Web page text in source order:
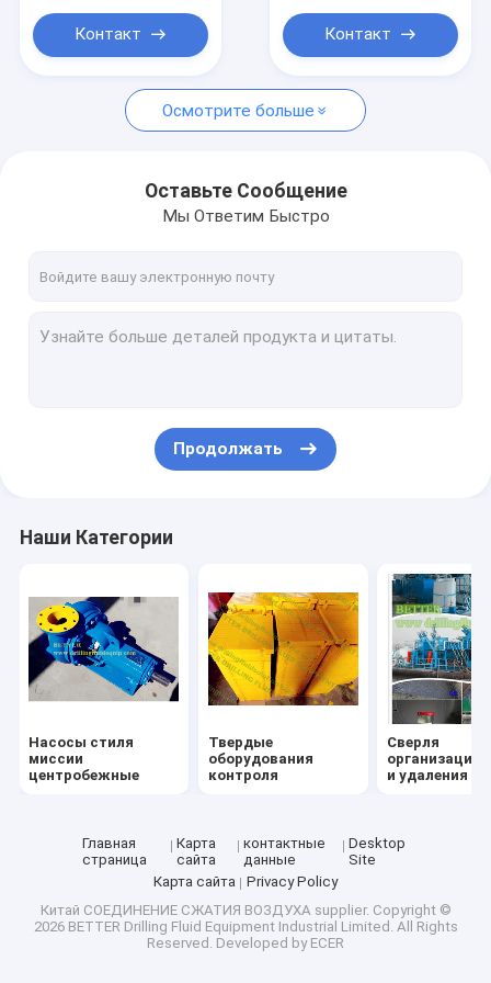
Контакт Контакт
Осмотрите больше
Оставьте Сообщение
Мы Ответим Быстро
Продолжать
Наши Категории
Насосы стиля
миссии
центробежные
Твердые
оборудования
контроля
Сверля
организация
и удаления
Главная
страница
Карта
сайта
контактные
данные
Desktop
Site
Карта сайта
Privacy Policy
Китай СОЕДИНЕНИЕ СЖАТИЯ ВОЗДУХА supplier. Copyright ©
2026 BETTER Drilling Fluid Equipment Industrial Limited. All Rights
Reserved. Developed by ECER